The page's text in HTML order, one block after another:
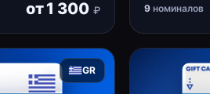
от1 300 ₽ 9 номиналов
GR